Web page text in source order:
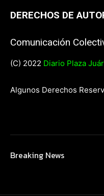
DERECHOS DE
Comunicación
(C) 2022 Diario Plaza
Algunos Derechos
Breaking News